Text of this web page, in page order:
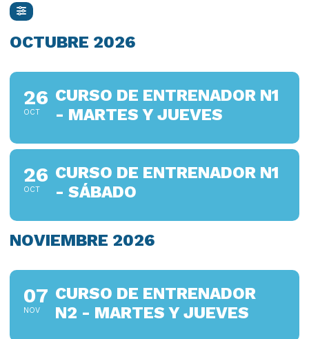
OCTUBRE 2026
26
OCT
CURSO DE ENTRENADOR N1
- MARTES Y JUEVES
26
OCT
CURSO DE ENTRENADOR N1
- SÁBADO
NOVIEMBRE 2026
07
NOV
CURSO DE ENTRENADOR
N2 - MARTES Y JUEVES